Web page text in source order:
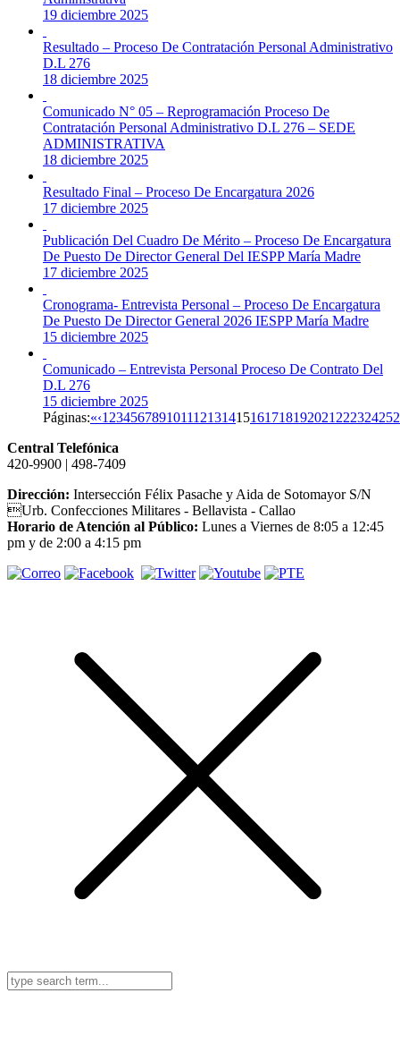
19 diciembre 2025
Resultado – Proceso De Contratación Personal Administrativo
D.L 276
18 diciembre 2025
Comunicado N° 05 – Reprogramación Proceso De
Contratación Personal Administrativo D.L 276 – SEDE
ADMINISTRATIVA
18 diciembre 2025
Resultado Final – Proceso De Encargatura 2026
17 diciembre 2025
Publicación Del Cuadro De Mérito – Proceso De Encargatura
De Puesto De Director General Del IESPP María Madre
17 diciembre 2025
Cronograma- Entrevista Personal – Proceso De Encargatura
De Puesto De Director General 2026 IESPP María Madre
15 diciembre 2025
Comunicado – Entrevista Personal Proceso De Contrato Del
D.L 276
15 diciembre 2025
Páginas:«‹1 23456789101112131415161718192021 22232425
Central Telefónica
420-9900 | 498-7409
Dirección: Intersección Félix Pasache y Aida de Sotomayor S/N
Urb. Confecciones Militares - Bellavista - Callao
Horario de Atención al Público: Lunes a Viernes de 8:05 a 12:45
pm y de 2:00 a 4:15 pm